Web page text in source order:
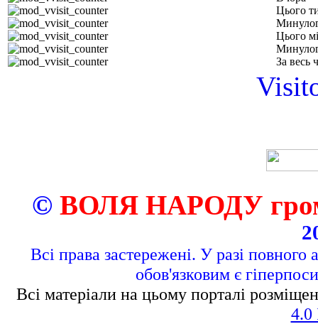
Цього
Цього
За весь
© ВОЛЯ НАРОДУ
Всі права застережені. У разі повного
обов'язковим є
Всі матеріали на цьому порталі
4.0